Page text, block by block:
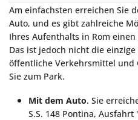
Am einfachsten erreichen Sie
Auto, und es gibt zahlreiche
Ihres Aufenthalts in Rom
Das ist jedoch nicht die
öffentliche Verkehrsmittel und
Sie zum Park.
Mit dem Auto. Sie
S.S. 148 Pontina, Ausfahrt